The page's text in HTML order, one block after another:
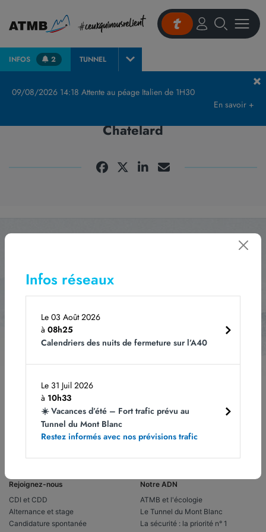
INFOS 2 TUNNEL
09/08/2026 14:18 Attente au péage Italien de 1H30
En savoir +
Chatelard
Infos réseaux
Le 03 Août 2026
à 08h25
Calendriers des nuits de fermeture sur l’A40
Le 31 Juil 2026
à 10h33
☀️ Vacances d’été – Fort trafic prévu au
Tunnel du Mont Blanc
Restez informés avec nos prévisions trafic
Les champs obligatoires sont indiqués avec *.
Vous pouvez vous désabonner à
tout moment en cliquant sur le lien dans le bas de page de nos e-mails. Pour
obtenir plus d'informations, rendez-vous sur notre page
Rejoignez-nous
CDI et CDD
Alternance et stage
Candidature spontanée
Notre ADN
ATMB et l'écologie
Le Tunnel du Mont Blanc
La sécurité : la priorité n° 1